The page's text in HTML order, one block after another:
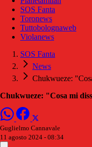
SOS Fanta
Toronews
Tuttobolognaweb
Violanews
SOS Fanta
News
Chukwueze:
Chukwueze: "Cosa mi
Guglielmo Cannavale
11 agosto 2024 - 08:34